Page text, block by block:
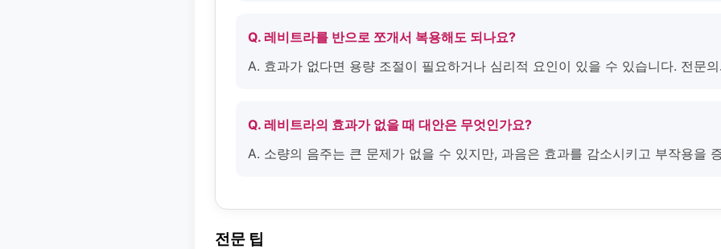
Q. 레비트라를 반으로 쪼개서 복용해도 되나요?
A. 효과가 없다면 용량 조절이 필요하거나 심리적 요인이 있을 수 있습니다. 전문
Q. 레비트라의 효과가 없을 때 대안은 무엇인가요?
A. 소량의 음주는 큰 문제가 없을 수 있지만, 과음은 효과를 감소시키고 부작용을
전문 팁